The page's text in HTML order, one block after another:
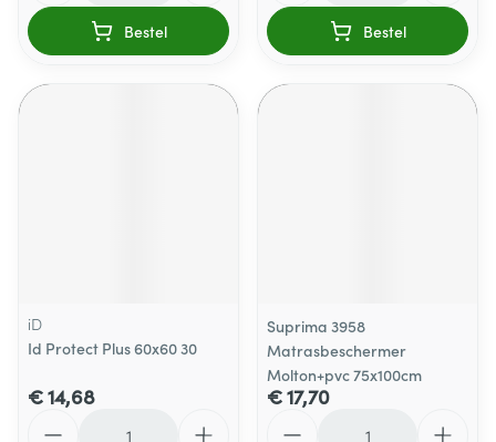
Bestel Bestel
iD
Id Protect Plus 60x60 30
€ 14,68
Suprima 3958
Matrasbeschermer
Molton+pvc 75x100cm
€ 17,70